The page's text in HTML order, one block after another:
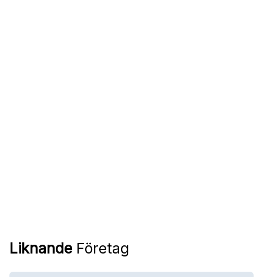
Liknande Företag